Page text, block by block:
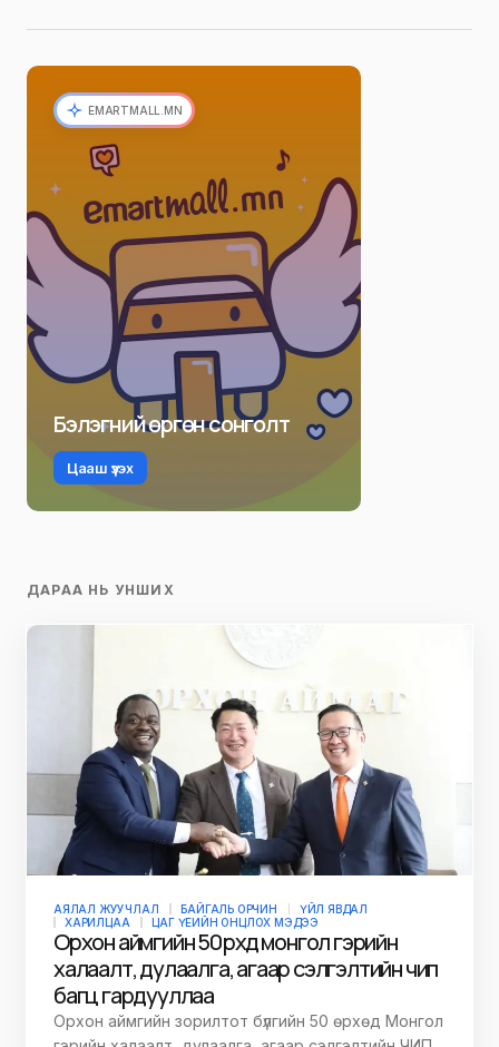
EMARTMALL.MN
Бэлэгний өргөн сонголт
Цааш үзэх
ДАРАА НЬ УНШИХ
АЯЛАЛ ЖУУЧЛАЛ БАЙГАЛЬ ОРЧИН
ҮЙЛ ЯВДАЛ
ХАРИЛЦАА
ЦАГ ҮЕИЙН ОНЦЛОХ МЭДЭЭ
Орхон аймгийн 50 өрхөд монгол гэрийн
халаалт, дулаалга, агаар сэлгэлтийн чип
багц гардууллаа
Орхон аймгийн зорилтот бүлгийн 50 өрхөд Монгол